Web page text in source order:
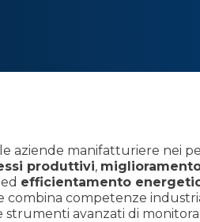
aziende manifatturiere nei
produttivi,
ed efficientamento
combina competenze
avanzati di